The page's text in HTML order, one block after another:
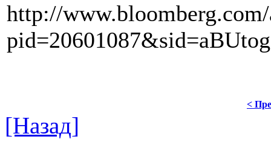
http://www.bloomberg.com/
<
[Назад]